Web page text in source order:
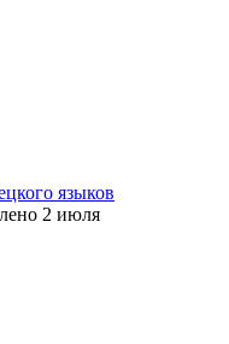
языков
2 июля